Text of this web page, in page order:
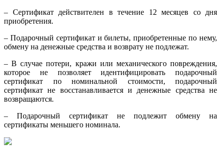
– Сертификат действителен в течение 12 месяцев со дня
приобретения.
– Подарочный сертификат и билеты, приобретенные по нему,
обмену на денежные средства и возврату не подлежат.
– В случае потери, кражи или механического повреждения,
которое не позволяет идентифицировать подарочный
сертификат по номинальной стоимости, подарочный
сертификат не восстанавливается и денежные средства не
возвращаются.
– Подарочный сертификат не подлежит обмену на
сертификаты меньшего номинала.